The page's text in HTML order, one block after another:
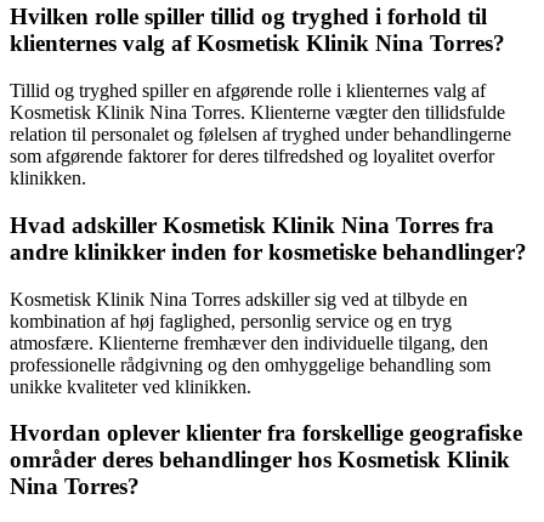
Hvilken rolle spiller tillid og tryghed i forhold til
klienternes valg af Kosmetisk Klinik Nina Torres?
Tillid og tryghed spiller en afgørende rolle i klienternes valg af
Kosmetisk Klinik Nina Torres. Klienterne vægter den tillidsfulde
relation til personalet og følelsen af tryghed under behandlingerne
som afgørende faktorer for deres tilfredshed og loyalitet overfor
klinikken.
Hvad adskiller Kosmetisk Klinik Nina Torres fra
andre klinikker inden for kosmetiske behandlinger?
Kosmetisk Klinik Nina Torres adskiller sig ved at tilbyde en
kombination af høj faglighed, personlig service og en tryg
atmosfære. Klienterne fremhæver den individuelle tilgang, den
professionelle rådgivning og den omhyggelige behandling som
unikke kvaliteter ved klinikken.
Hvordan oplever klienter fra forskellige geografiske
områder deres behandlinger hos Kosmetisk Klinik
Nina Torres?